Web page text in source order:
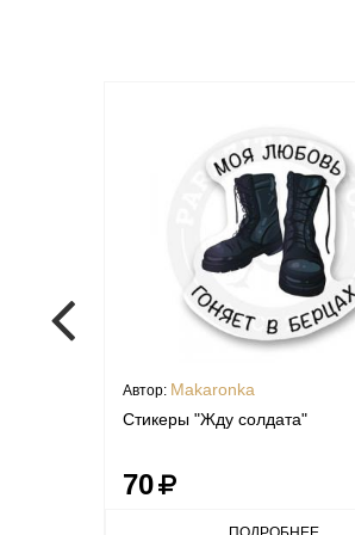
Автор: Makaronka
Стикеры "Жду солдата"
70